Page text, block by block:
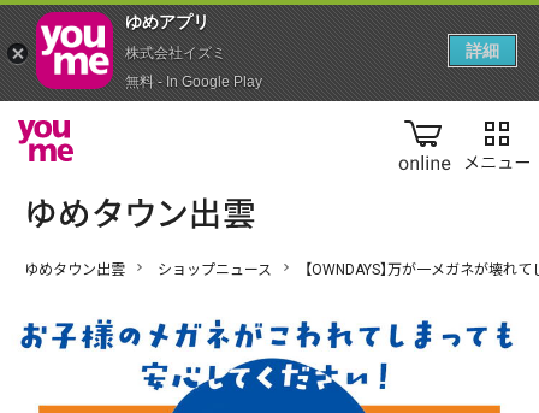
online
ゆめタウン出雲 ショップニュース 【OWNDAYS】万が一メガネが壊れ
ゆめアプ‪リ‬
株式会社イズミ
無料 - In Google Play
詳細